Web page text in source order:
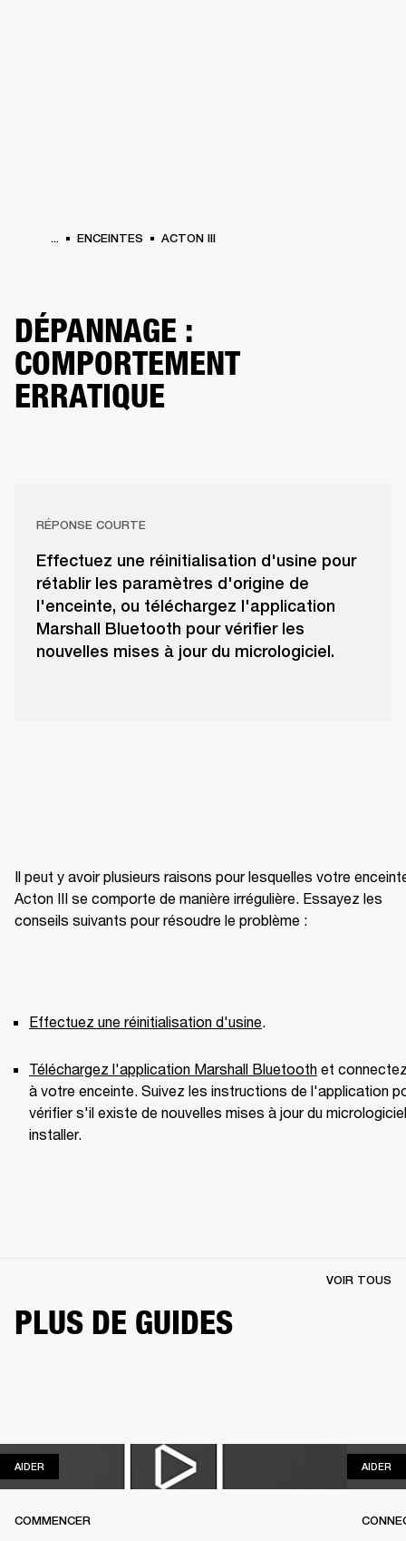
... ENCEINTES ACTON III
DÉPANNAGE :
COMPORTEMENT
ERRATIQUE
RÉPONSE COURTE
Effectuez une réinitialisation d'usine pour
rétablir les paramètres d'origine de
l'enceinte, ou téléchargez l'application
Marshall Bluetooth pour vérifier les
nouvelles mises à jour du micrologiciel.
Il peut y avoir plusieurs raisons pour lesquelles votre
Acton III se comporte de manière irrégulière. Essayez les
conseils suivants pour résoudre le problème :
Effectuez une réinitialisation d'usine.
Téléchargez l'application Marshall Bluetooth et
à votre enceinte. Suivez les instructions de l'application
vérifier s'il existe de nouvelles mises à jour du
installer.
PLUS DE GUIDES
VOIR TOUS
AIDER
COMMENCER
AIDER